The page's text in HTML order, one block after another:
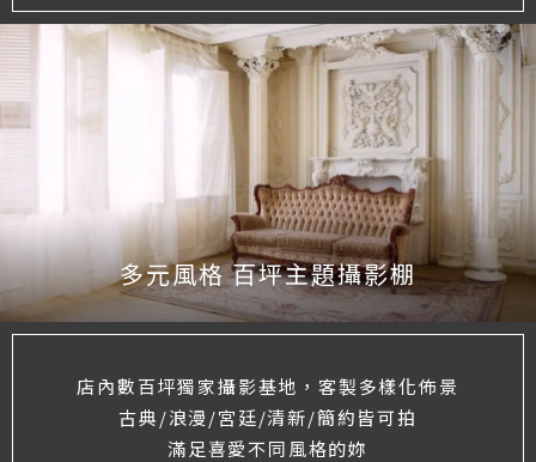
多元風格 百坪主題攝影棚
店內數百坪獨家攝影基地，客製多樣化佈景
古典/浪漫/宮廷/清新/簡約皆可拍
滿足喜愛不同風格的妳